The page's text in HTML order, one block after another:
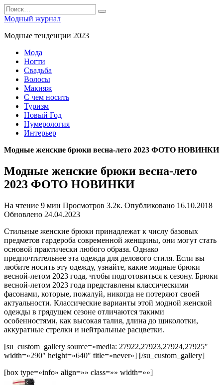
Перейти
к
содержанию
Search
for:
Модный журнал
Модные тенденции 2023
Мода
Ногти
Свадьба
Волосы
Макияж
С чем носить
Туризм
Новый Год
Нумерология
Интерьер
Модные женские брюки весна-лето 2023 ФОТО НОВИНКИ
Модные женские брюки весна-лето
2023 ФОТО НОВИНКИ
На чтение 9 мин Просмотров 3.2к. Опубликовано 16.10.2018
Обновлено 24.04.2023
Стильные женские брюки принадлежат к числу базовых
предметов гардероба современной женщины, они могут стать
основой практически любого образа. Однако
предпочтительнее эта одежда для делового стиля. Если вы
любите носить эту одежду, узнайте, какие модные брюки
весной-летом 2023 года, чтобы подготовиться к сезону. Брюки
весной-летом 2023 года представлены классическими
фасонами, которые, пожалуй, никогда не потеряют своей
актуальности. Классические варианты этой модной женской
одежды в грядущем сезоне отличаются такими
особенностями, как высокая талия, длина до щиколотки,
аккуратные стрелки и нейтральные расцветки.
[su_custom_gallery source=»media: 27922,27923,27924,27925″
width=»290″ height=»640″ title=»never»] [/su_custom_gallery]
[box type=»info» align=»» class=»» width=»»]